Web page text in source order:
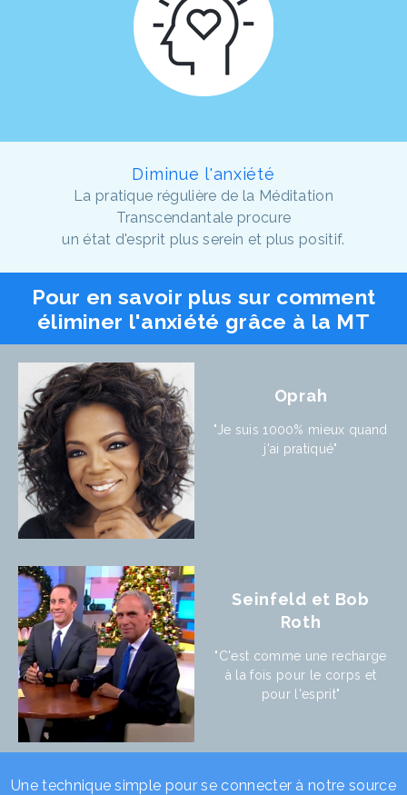
Diminue l'anxiété
La pratique régulière de la Méditation
Transcendantale procure
un état d'esprit plus serein et plus positif.
Pour en savoir plus sur comment
éliminer l'anxiété grâce à la MT
Oprah
"Je suis 1000% mieux quand
j'ai pratiqué"
Seinfeld et Bob
Roth
"C'est comme une recharge
à la fois pour le corps et
pour l'esprit"
Une technique simple pour se connecter à notre source